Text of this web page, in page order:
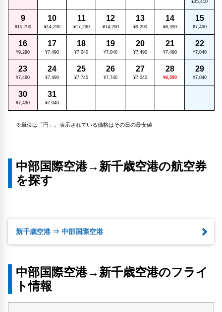
¥35,410
9
¥15,790
10
¥14,290
11
¥17,290
12
¥14,290
13
¥9,290
14
¥8,390
15
¥7,490
16
¥9,290
17
¥7,490
18
¥7,040
19
¥7,040
20
¥7,490
21
¥7,490
22
¥7,040
23
¥7,490
24
¥7,490
25
¥7,740
26
¥7,740
27
¥7,040
28
¥6,590
29
¥7,040
30
¥7,490
31
¥7,040
※単位は「円」。表示されている価格はその日の最安値
中部国際空港→新千歳空港の航空券
を探す
新千歳空港 ⇒ 中部国際空港
中部国際空港→新千歳空港のフライ
ト情報